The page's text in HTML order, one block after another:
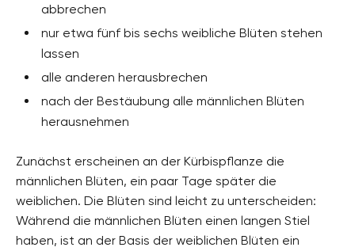
abbrechen
nur etwa fünf bis sechs weibliche Blüten stehen
lassen
alle anderen herausbrechen
nach der Bestäubung alle männlichen Blüten
herausnehmen
Zunächst erscheinen an der Kürbispflanze die
männlichen Blüten, ein paar Tage später die
weiblichen. Die Blüten sind leicht zu unterscheiden:
Während die männlichen Blüten einen langen Stiel
haben, ist an der Basis der weiblichen Blüten ein